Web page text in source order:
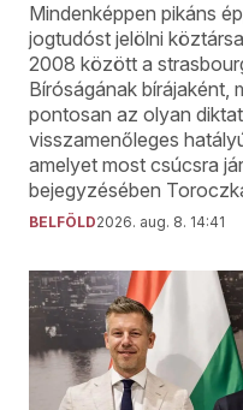
Mindenképpen pikáns
jogtudóst jelölni
2008 között a
Bíróságának bírájaként,
pontosan az olyan
visszamenőleges
amelyet most csúcsra
bejegyzésében
BELFÖLD2026. aug. 8. 14:41